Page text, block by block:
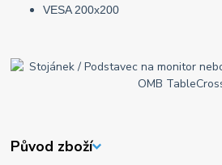
VESA 200x200
Původ zboží